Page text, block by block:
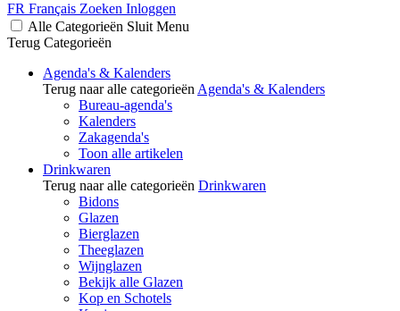
FR Français Zoeken Inloggen
Alle Categorieën Sluit Menu
Terug Categorieën
Agenda's & Kalenders
Terug naar alle categorieën Agenda's & Kalenders
Bureau-agenda's
Kalenders
Zakagenda's
Toon alle artikelen
Drinkwaren
Terug naar alle categorieën Drinkwaren
Bidons
Glazen
Bierglazen
Theeglazen
Wijnglazen
Bekijk alle Glazen
Kop en Schotels